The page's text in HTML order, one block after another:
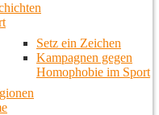
Setz ein Zeichen
Kampagnen gegen
Homophobie im Sport